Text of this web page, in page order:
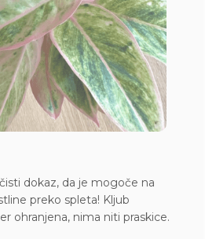
dokaz, da je mogoče na
preko spleta! Kljub
ohranjena, nima niti praskice.